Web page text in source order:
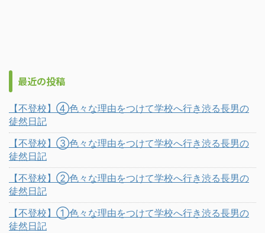
最近の投稿
【不登校】④色々な理由をつけて学校へ行き渋る長男の
徒然日記
【不登校】③色々な理由をつけて学校へ行き渋る長男の
徒然日記
【不登校】②色々な理由をつけて学校へ行き渋る長男の
徒然日記
【不登校】①色々な理由をつけて学校へ行き渋る長男の
徒然日記